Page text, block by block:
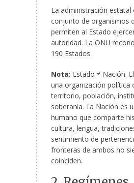
La administración estatal
conjunto de organismos
permiten al Estado
autoridad. La ONU
190 Estados.
Nota: Estado ≠ Nación.
una organización política
territorio, población,
soberanía. La Nación es
humano que comparte
cultura, lengua,
sentimiento de
fronteras de ambos no
coinciden.